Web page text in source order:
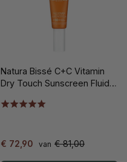
Natura Bissé C+C Vitamin
Dry Touch Sunscreen Fluid
€ 72,90 van € 81,00